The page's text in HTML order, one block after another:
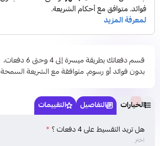
قسم دفعاتك بطريقة ميسرة إلى 4 وحتى 6 دفعات،
بدون فوائد أو رسوم. متوافقة مع الشريعة السمحة
الخيارات التفاصيل التقييمات
هل تريد التقسيط على 4 دفعات ؟ *
اختر